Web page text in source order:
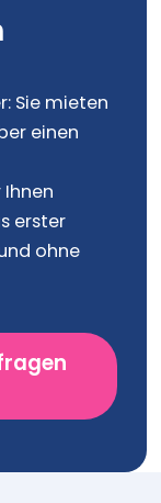
Sie mieten
einen
erster
ohne